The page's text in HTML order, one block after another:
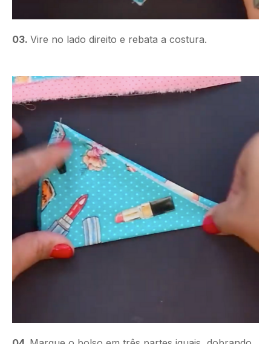
03. Vire no lado direito e rebata a costura.